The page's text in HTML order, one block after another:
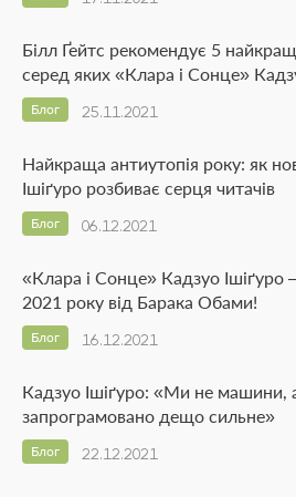
Білл Ґейтс рекомендує 5
серед яких «Клара і Сонце»
25.11.2021
Блог
Найкраща антиутопія року: як
Ішіґуро розбиває серця читачів
06.12.2021
Блог
«Клара і Сонце» Кадзуо Ішіґуро
2021 року від Барака Обами!
16.12.2021
Блог
Кадзуо Ішіґуро: «Ми не машини,
запрограмовано дещо сильне»
22.12.2021
Блог